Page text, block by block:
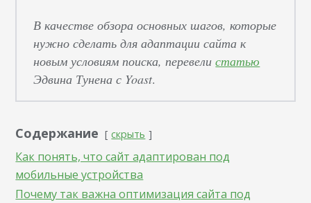
В качестве обзора основных шагов, которые
нужно сделать для адаптации сайта к
новым условиям поиска, перевелистатью
Эдвина Тунена с Yoast.
Содержание скрыть
Как понять, что сайт адаптирован под
мобильные устройства
Почему так важна оптимизация сайта под